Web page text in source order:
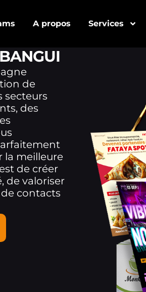
A propos Services
de
secteurs
des
la meilleure
de créer
de valoriser
contacts